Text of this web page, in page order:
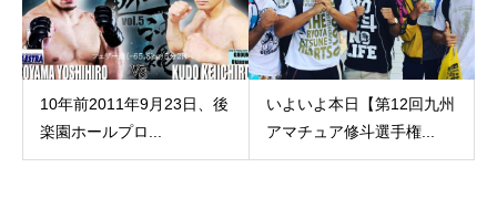
10年前2011年9月23日、後
楽園ホールプロ...
いよいよ本日【第12回九州
アマチュア修斗選手権...